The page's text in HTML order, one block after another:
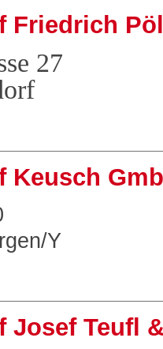
Friedrich
27
Keusch
Y
Josef Teufl